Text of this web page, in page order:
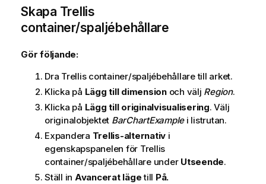
Skapa Trellis
container/spaljébehållare
Gör följande:
Dra Trellis container/spaljébehållare till arket.
Klicka på Lägg till dimensionoch välj Region.
Klicka på Lägg till originalvisualisering. Välj
originalobjektet BarChartExamplei listrutan.
Expandera Trellis-alternativ i
egenskapspanelen för Trellis
container/spaljébehållare under Utseende.
Ställ in Avancerat lägetill På.